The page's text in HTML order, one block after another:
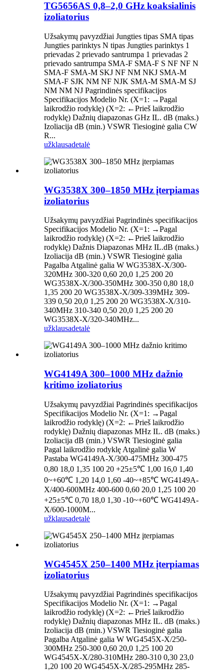
TG5656AS 0,8–2,0 GHz koaksialinis
izoliatorius
Užsakymų pavyzdžiai Jungties tipas SMA tipas
Jungties parinktys N tipas Jungties parinktys 1
prievadas 2 prievado santrumpa 1 prievadas 2
prievado santrumpa SMA-F SMA-F S NF NF N
SMA-F SMA-M SKJ NF NM NKJ SMA-M
SMA-F SJK NM NF NJK SMA-M SMA-M SJ
NM NM NJ Pagrindinės specifikacijos
Specifikacijos Modelio Nr. (X=1: →Pagal
laikrodžio rodyklę) (X=2: ←Prieš laikrodžio
rodyklę) Dažnių diapazonas GHz IL. dB (maks.)
Izoliacija dB (min.) VSWR Tiesioginė galia CW
R...
užklausadetalė
WG3538X 300–1850 MHz įterpiamas
izoliatorius
Užsakymų pavyzdžiai Pagrindinės specifikacijos
Specifikacijos Modelio Nr. (X=1: →Pagal
laikrodžio rodyklę) (X=2: ←Prieš laikrodžio
rodyklę) Dažnis Diapazonas MHz IL.dB (maks.)
Izoliacija dB (min.) VSWR Tiesioginė galia
Pagalba Atgalinė galia W WG3538X-X/300-
320MHz 300-320 0,60 20,0 1,25 200 20
WG3538X-X/300-350MHz 300-350 0,80 18,0
1,35 200 20 WG3538X-X/309-339MHz 309-
339 0,50 20,0 1,25 200 20 WG3538X-X/310-
340MHz 310-340 0,50 20,0 1,25 200 20
WG3538X-X/320-340MHz...
užklausadetalė
WG4149A 300–1000 MHz dažnio
kritimo izoliatorius
Užsakymų pavyzdžiai Pagrindinės specifikacijos
Specifikacijos Modelio Nr. (X=1: →Pagal
laikrodžio rodyklę) (X=2: ←Prieš laikrodžio
rodyklę) Dažnių diapazonas MHz IL. dB (maks.)
Izoliacija dB (min.) VSWR Tiesioginė galia
Pagal laikrodžio rodyklę Atgalinė galia W
Pastaba WG4149A-X/300-475MHz 300-475
0,80 18,0 1,35 100 20 +25±5℃ 1,00 16,0 1,40
0~+60℃ 1,20 14,0 1,60 -40~+85℃ WG4149A-
X/400-600MHz 400-600 0,60 20,0 1,25 100 20
+25±5℃ 0,70 18,0 1,30 -10~+60℃ WG4149A-
X/600-1000M...
užklausadetalė
WG4545X 250–1400 MHz įterpiamas
izoliatorius
Užsakymų pavyzdžiai Pagrindinės specifikacijos
Specifikacijos Modelio Nr. (X=1: →Pagal
laikrodžio rodyklę) (X=2: ←Prieš laikrodžio
rodyklę) Dažnių diapazonas MHz IL. dB (maks.)
Izoliacija dB (min.) VSWR Tiesioginė galia
Pagalba Atgalinė galia W WG4545X-X/250-
300MHz 250-300 0,60 20,0 1,25 100 20
WG4545X-X/280-310MHz 280-310 0,30 23,0
1,20 100 20 WG4545X-X/285-295MHz 285-